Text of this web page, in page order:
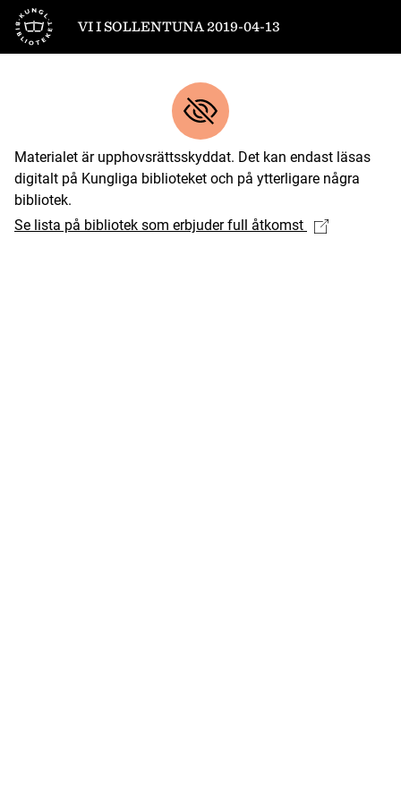
Till startsidan
VI I SOLLENTUNA 2019-04-13
Materialet är upphovsrättsskyddat. Det kan endast läsas
digitalt på Kungliga biblioteket och på ytterligare några
bibliotek.
Se lista på bibliotek som erbjuder full åtkomst